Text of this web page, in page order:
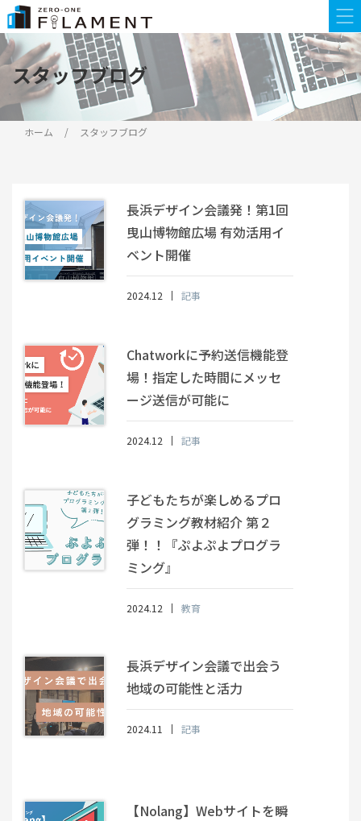
スタッフブログ
ホーム スタッフブログ
長浜デザイン会議発！第1回
曳山博物館広場 有効活用イ
ベント開催
2024.12 記事
Chatworkに予約送信機能登
場！指定した時間にメッセ
ージ送信が可能に
2024.12 記事
子どもたちが楽しめるプロ
グラミング教材紹介 第２
弾！！『ぷよぷよプログラ
ミング』
2024.12 教育
長浜デザイン会議で出会う
地域の可能性と活力
2024.11 記事
【Nolang】Webサイトを瞬